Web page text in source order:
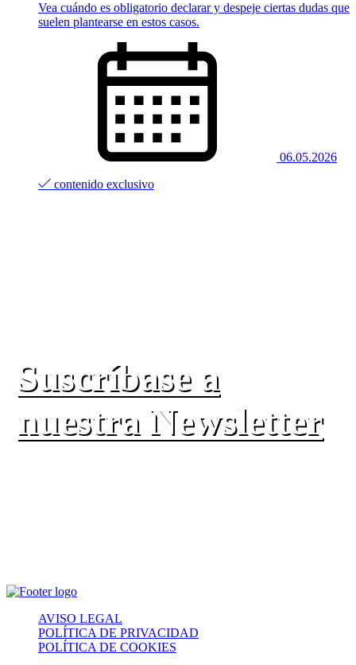
Vea cuándo es obligatorio declarar y despeje ciertas dudas que
suelen plantearse en estos casos.
06.05.2026
contenido exclusivo
Suscríbase a
nuestra Newsletter
AVISO LEGAL
POLÍTICA DE PRIVACIDAD
POLÍTICA DE COOKIES